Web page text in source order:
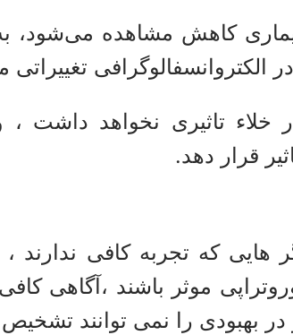
بیماری کاهش مشاهده
تغییراتی
خلاء تاثیری نخواهد داشت ،
قرار دهد.
هایی که تجربه کافی ندارند
موثر باشند ،آگاهی
در بهبودی را نمی توانند